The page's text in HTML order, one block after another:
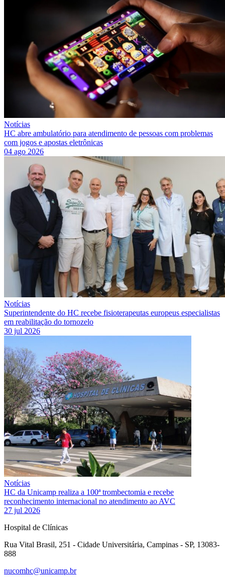
Notícias
HC abre ambulatório para atendimento de pessoas com problemas
com jogos e apostas eletrônicas
04 ago 2026
Notícias
Superintendente do HC recebe fisioterapeutas europeus especialistas
em reabilitação do tornozelo
30 jul 2026
Notícias
HC da Unicamp realiza a 100ª trombectomia e recebe
reconhecimento internacional no atendimento ao AVC
27 jul 2026
Hospital de Clínicas
Rua Vital Brasil, 251 - Cidade Universitária, Campinas - SP, 13083-
888
nucomhc@unicamp.br